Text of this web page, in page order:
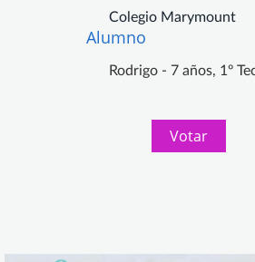
Colegio Marymount
Alumno
Rodrigo - 7 años, 1º
Votar